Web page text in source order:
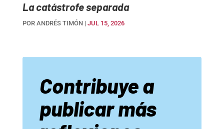
La catástrofe separada
POR ANDRÉS TIMÓN| JUL 15, 2026
Contribuye a
publicar más